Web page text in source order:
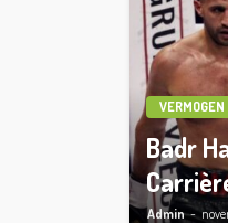
VERMOGEN
Badr
Admin